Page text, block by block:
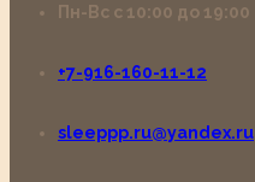
Пн-Вс с 10:00 до 19:00
+7-916-160-11-12
sleeppp.ru@yandex.ru